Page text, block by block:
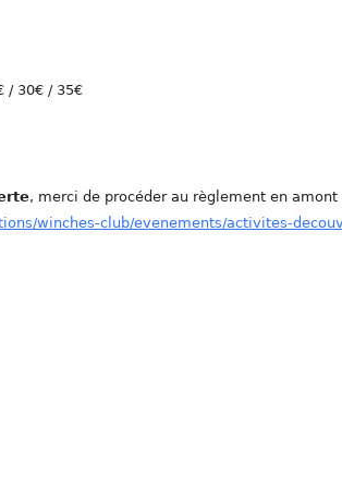
/ 30€ / 35€
, merci de procéder au règlement en amont
winches-club/evenements/activites-